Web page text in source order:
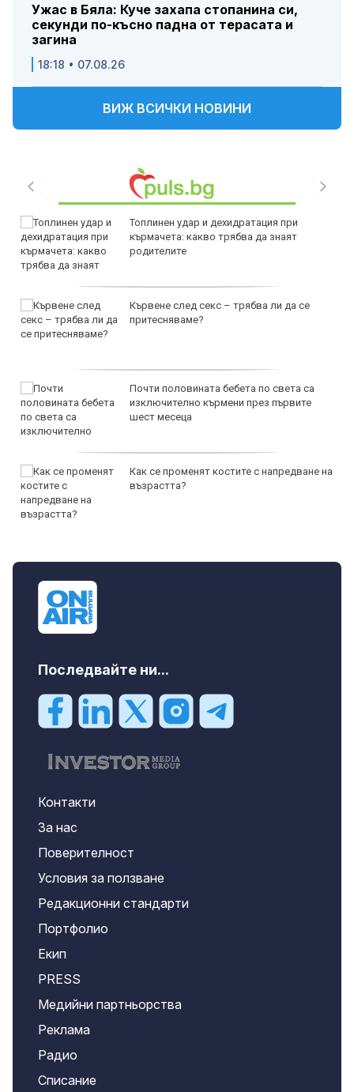
Ужас в Бяла: Куче захапа стопанина си,
секунди по-късно падна от терасата и
загина
18:18 • 07.08.26
ВИЖ ВСИЧКИ НОВИНИ
Топлинен удар и дехидратация при
кърмачета: какво трябва да знаят
родителите
Кървене след секс – трябва ли да се
притесняваме?
Почти половината бебета по света са
изключително кърмени през първите
шест месеца
Как се променят костите с напредване на
възрастта?
Последвайте ни...
Контакти
За нас
Поверителност
Условия за ползване
Редакционни стандарти
Портфолио
Екип
PRESS
Медийни партньорства
Реклама
Радио
Списание